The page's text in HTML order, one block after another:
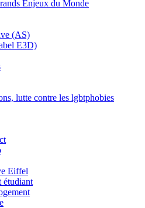
Enjeux du Monde
(AS)
E3D)
lutte contre les lgbtphobies
Eiffel
étudiant